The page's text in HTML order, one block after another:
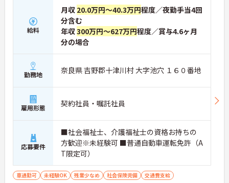
給料
月収 20.0万円～40.3万円程度／夜勤手当4回
分含む
年収300万円～627万円程度／賞与4.6ヶ月
分の場合
勤務地 奈良県 吉野郡十津川村 大字池穴 １６０番地
雇用形態 契約社員・嘱託社員
応募要件
■社会福祉士、介護福祉士の資格お持ちの
方歓迎※未経験可 ■普通自動車運転免許（A
T限定可）
車通勤可 未経験OK 残業少なめ 社会保険完備 交通費支給